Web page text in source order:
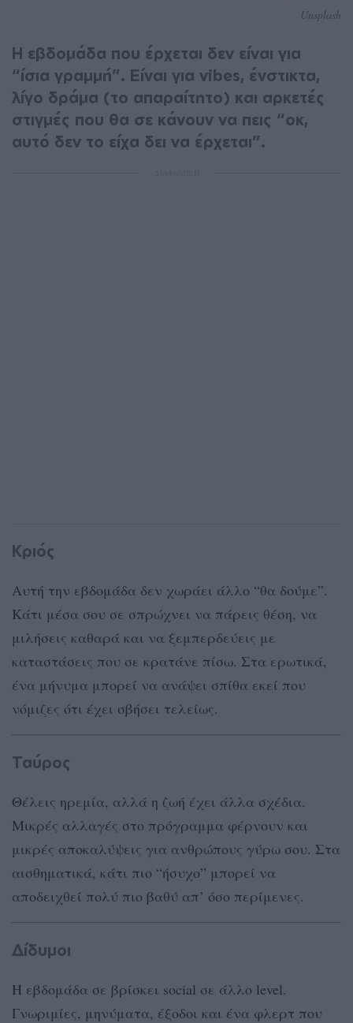
Unsplash
Η εβδομάδα που έρχεται δεν είναι για
“ίσια γραμμή”. Είναι για vibes, ένστικτα,
λίγο δράμα (το απαραίτητο) και αρκετές
στιγμές που θα σε κάνουν να πεις “οκ,
αυτό δεν το είχα δει να έρχεται”.
Κριός
Αυτή την εβδομάδα δεν χωράει άλλο “θα δούμε”.
Κάτι μέσα σου σε σπρώχνει να πάρεις θέση, να
μιλήσεις καθαρά και να ξεμπερδεύεις με
καταστάσεις που σε κρατάνε πίσω. Στα ερωτικά,
ένα μήνυμα μπορεί να ανάψει σπίθα εκεί που
νόμιζες ότι έχει σβήσει τελείως.
Ταύρος
Θέλεις ηρεμία, αλλά η ζωή έχει άλλα σχέδια.
Μικρές αλλαγές στο πρόγραμμα φέρνουν και
μικρές αποκαλύψεις για ανθρώπους γύρω σου. Στα
αισθηματικά, κάτι πιο “ήσυχο” μπορεί να
αποδειχθεί πολύ πιο βαθύ απ’ όσο περίμενες.
Δίδυμοι
Η εβδομάδα σε βρίσκει social σε άλλο level.
Γνωριμίες, μηνύματα, έξοδοι και ένα φλερτ που